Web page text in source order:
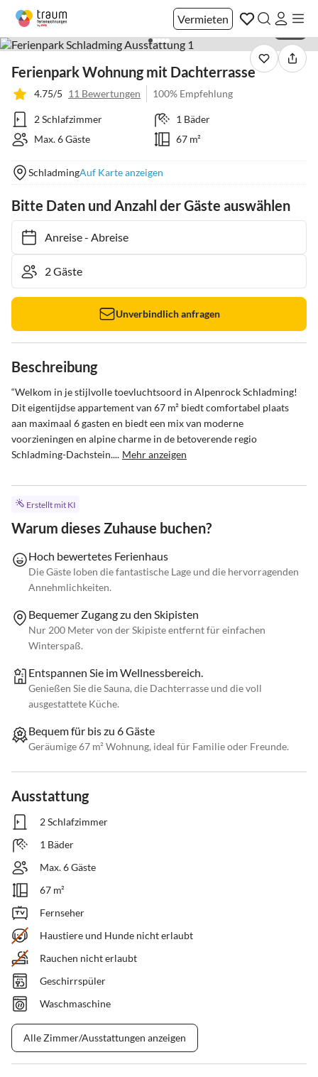
Vermieten
Ferienpark Wohnung mit Dachterrasse
4.75/5 11 Bewertungen 100% Empfehlung
2 Schlafzimmer
1 Bäder
Max. 6 Gäste
67 m²
SchladmingAuf Karte anzeigen
Bitte Daten und Anzahl der Gäste auswählen
Anreise- Abreise
Unverbindlich anfragen
Beschreibung
“Welkom in je stijlvolle toevluchtsoord in Alpenrock Schladming!
Dit eigentijdse appartement van 67 m² biedt comfortabel plaats
aan maximaal 6 gasten en biedt een mix van moderne
voorzieningen en alpine charme in de betoverende regio
Schladming-Dachstein.... Mehr anzeigen
Erstellt mit KI
Warum dieses Zuhause buchen?
Hoch bewertetes Ferienhaus
Die Gäste loben die fantastische Lage und die hervorragenden
Annehmlichkeiten.
Bequemer Zugang zu den Skipisten
Nur 200 Meter von der Skipiste entfernt für einfachen
Winterspaß.
Entspannen Sie im Wellnessbereich.
Genießen Sie die Sauna, die Dachterrasse und die voll
ausgestattete Küche.
Bequem für bis zu 6 Gäste
Geräumige 67 m² Wohnung, ideal für Familie oder Freunde.
Ausstattung
2 Schlafzimmer
1 Bäder
Max. 6 Gäste
67 m²
Fernseher
Haustiere und Hunde nicht erlaubt
Rauchen nicht erlaubt
Geschirrspüler
Waschmaschine
Alle Zimmer/Ausstattungen anzeigen